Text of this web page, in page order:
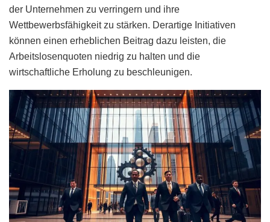
der Unternehmen zu verringern und ihre
Wettbewerbsfähigkeit zu stärken. Derartige Initiativen
können einen erheblichen Beitrag dazu leisten, die
Arbeitslosenquoten niedrig zu halten und die
wirtschaftliche Erholung zu beschleunigen.